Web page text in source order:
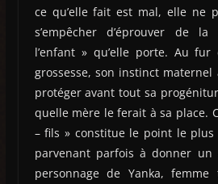
ce qu’elle fait est mal, elle ne
s’empêcher d’éprouver de
l’enfant » qu’elle porte. Au
grossesse, son instinct maternel
protéger avant tout sa
quelle mère le ferait à sa place.
– fils » constitue le point le
parvenant parfois à donner un
personnage de Yanka, femme